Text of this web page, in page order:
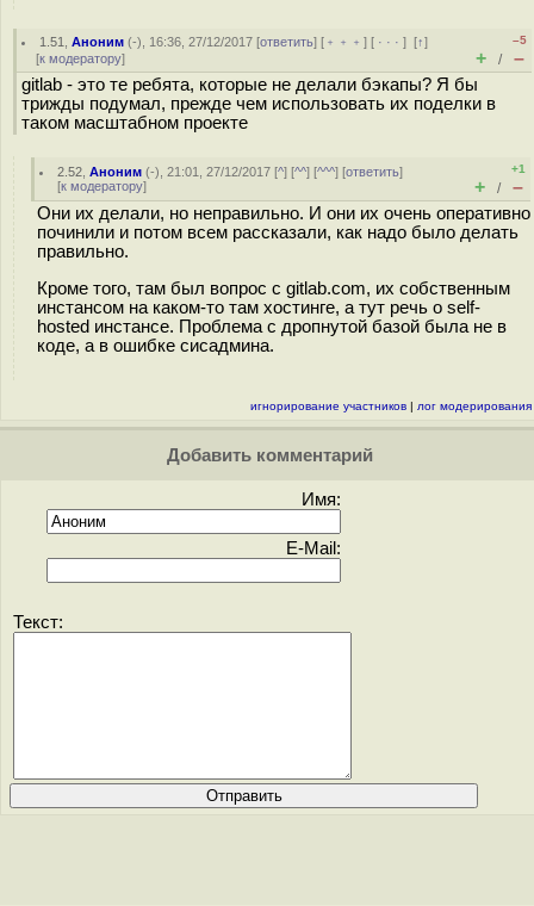
1.51 ,Аноним (-), 16:36, 27/12/2017 [ответить] [ ﹢﹢﹢] [ · · ·][↑]
[к модератору]
–5
+ / –
gitlab - это те ребята, которые не делали бэкапы? Я бы
трижды подумал, прежде чем использовать их поделки в
таком масштабном проекте
2.52 ,Аноним (-), 21:01, 27/12/2017 [^] [^^] [^^^] [ответить]
[к модератору]
+1
+ / –
Они их делали, но неправильно. И они их очень оперативно
починили и потом всем рассказали, как надо было делать
правильно.
Кроме того, там был вопрос с gitlab.com, их собственным
инстансом на каком-то там хостинге, а тут речь о self-
hosted инстансе. Проблема с дропнутой базой была не в
коде, а в ошибке сисадмина.
игнорирование участников | лог модерирования
Добавить комментарий
Имя:
E-Mail:
Текст: